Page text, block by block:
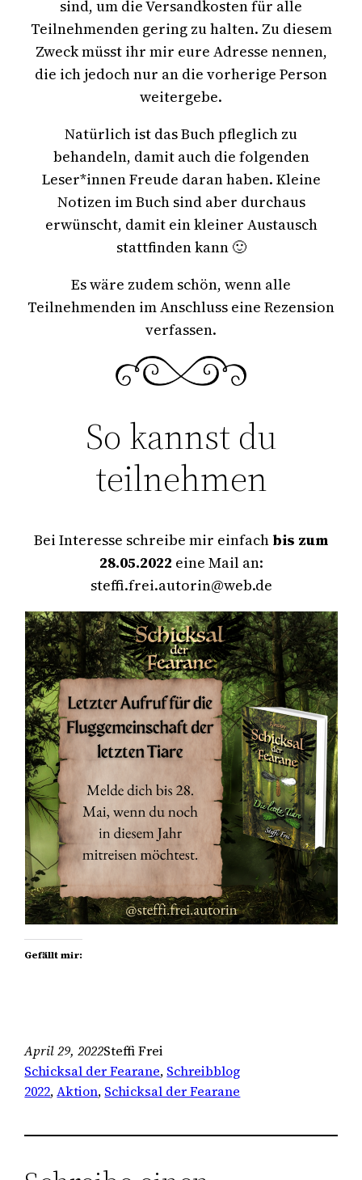
sind, um die Versandkosten für alle
Teilnehmenden gering zu halten. Zu diesem
Zweck müsst ihr mir eure Adresse nennen,
die ich jedoch nur an die vorherige Person
weitergebe.
Natürlich ist das Buch pfleglich zu
behandeln, damit auch die folgenden
Leser*innen Freude daran haben. Kleine
Notizen im Buch sind aber durchaus
erwünscht, damit ein kleiner Austausch
stattfinden kann 🙂
Es wäre zudem schön, wenn alle
Teilnehmenden im Anschluss eine Rezension
verfassen.
So kannst du
teilnehmen
Bei Interesse schreibe mir einfach bis zum
28.05.2022 eine Mail an:
steffi.frei.autorin@web.de
Gefällt mir:
April 29, 2022Steffi Frei
Schicksal der Fearane, Schreibblog
2022, Aktion, Schicksal der Fearane